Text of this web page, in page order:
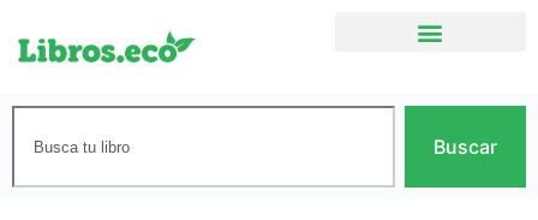
Buscar